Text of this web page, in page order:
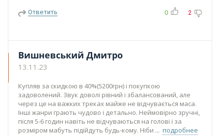
Ответить 0 2
Вишневський Дмитро
13.11.23
Купляв за скидкою в 40%(5200грн) і покупкою
задоволений. Звук доволі рівний і збалансований, але
через це на важких треках майже не відчувається маса.
Інші жанри грають чудово і детально. Неймовірно зручні,
після 5-6 годин навіть не відчуваються на голові і за
розміром мабуть підійдуть будь-кому. Ніби
подробнее